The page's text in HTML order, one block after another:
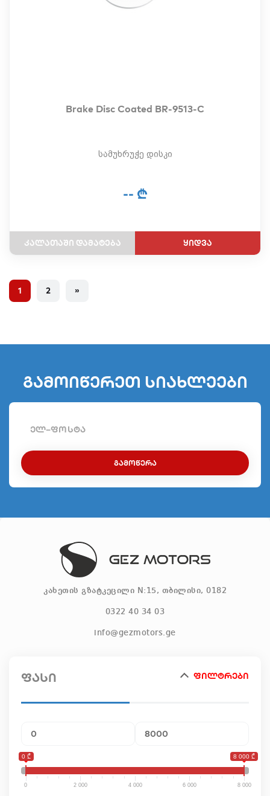
Brake Disc Coated BR-9513-C
სამუხრუჭე დისკი
-- ₾
ყიდვა
1 2 »
ფილტრები
ფასი
0 ₾ 8 000 ₾
0 2 000 4 000 6 000 8 000
გამოიწერეთ სიახლეები
ᲒᲐᲛᲝᲬᲔᲠᲐ
კახეთის გზატკეცილი N:15, თბილისი, 0182
0322 40 34 03
info@gezmotors.ge
წესები და პირობები